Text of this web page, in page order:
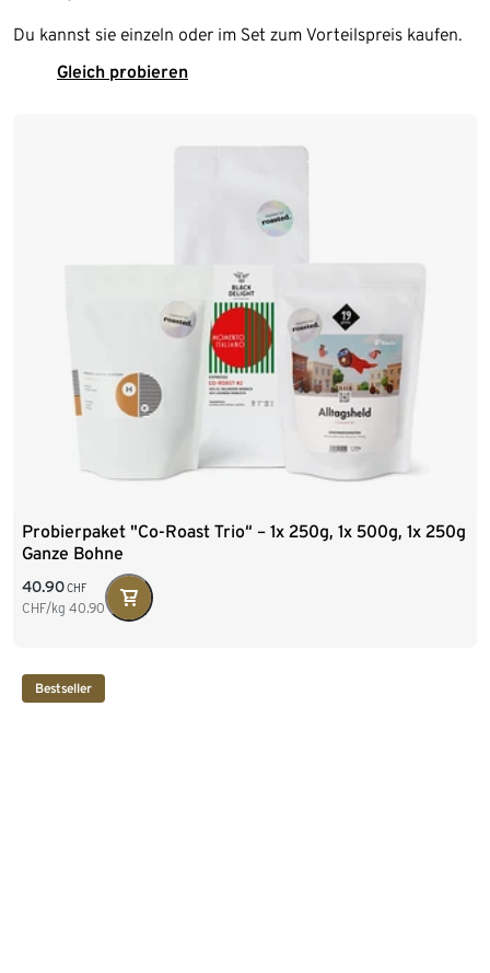
Du kannst sie einzeln oder im Set zum Vorteilspreis kaufen.
Gleich probieren
Probierpaket "Co-Roast Trio“ – 1x 250g, 1x 500g, 1x 250g
Ganze Bohne
40.90CHF
CHF/kg 40.90
Bestseller